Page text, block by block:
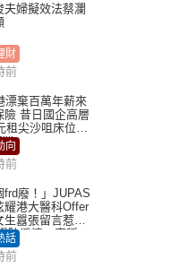
夫婦擬效法蔡瀾
財
前
漂棄百萬年薪來
險 昔日國企高層
租尖沙咀床位｜
向
前
frd廢！」JUPAS
耀港大醫科Offer
囂張留言惹眾
院澄清：宣稱
獲錄取」不符事
叮
話
前